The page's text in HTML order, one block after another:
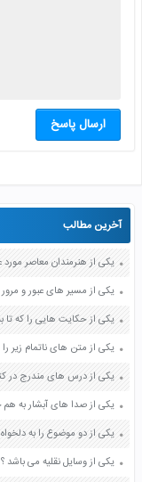
ارسال پاسخ
آخرین مطالب
یکی از مسیر های عبور و
یکی از وسایل نقلیه می